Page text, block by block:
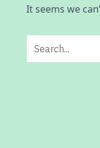
It seems we